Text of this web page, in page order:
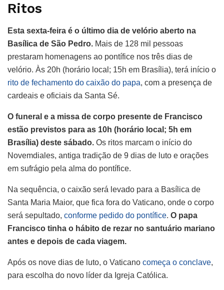
Ritos
Esta sexta-feira é o último dia de velório aberto na
Basílica de São Pedro. Mais de 128 mil pessoas
prestaram homenagens ao pontífice nos três dias de
velório. Às 20h (horário local; 15h em Brasília), terá início o
rito de fechamento do caixão do papa, com a presença de
cardeais e oficiais da Santa Sé.
O funeral e a missa de corpo presente de Francisco
estão previstos para as 10h (horário local; 5h em
Brasília) deste sábado. Os ritos marcam o início do
Novemdiales, antiga tradição de 9 dias de luto e orações
em sufrágio pela alma do pontífice.
Na sequência, o caixão será levado para a Basílica de
Santa Maria Maior, que fica fora do Vaticano, onde o corpo
será sepultado, conforme pedido do pontífice. O papa
Francisco tinha o hábito de rezar no santuário mariano
antes e depois de cada viagem.
Após os nove dias de luto, o Vaticano começa o conclave,
para escolha do novo líder da Igreja Católica.